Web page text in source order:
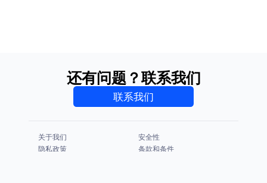
还有问题？联系我们
联系我们
关于我们
安全性
隐私政策
条款和条件